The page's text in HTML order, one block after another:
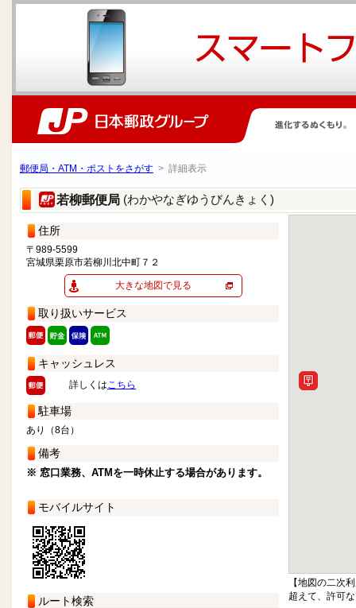
郵便局・ATM・ポストをさがす > 詳細表示
若柳郵便局 (わかやなぎゆうびんきょく)
住所
〒989-5599
宮城県栗原市若柳川北中町７２
大きな地図で見る
取り扱いサービス
キャッシュレス
詳しくはこちら
駐車場
あり（8台）
備考
※ 窓口業務、ATMを一時休止する場合があります。
モバイルサイト
ルート検索
【地図の二次
超えて、許可